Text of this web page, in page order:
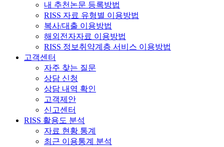
내 추천논문 등록방법
RISS 자료 유형별 이용방법
복사/대출 이용방법
해외전자자료 이용방법
RISS 정보취약계층 서비스 이용방법
고객센터
자주 찾는 질문
상담 신청
상담 내역 확인
고객제안
신고센터
RISS 활용도 분석
자료 현황 통계
최근 이용통계 분석